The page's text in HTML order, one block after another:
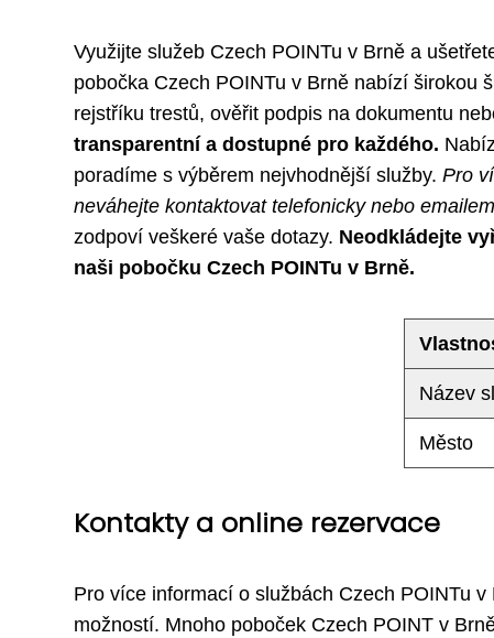
Využijte služeb Czech POINTu v Brně a
pobočka Czech POINTu v Brně nabízí širokou
rejstříku trestů, ověřit podpis na dokumentu
transparentní a dostupné pro každého.
poradíme s výběrem nejvhodnější služby. Pro
neváhejte kontaktovat telefonicky nebo
zodpoví veškeré vaše dotazy. Neodkládejte
naši pobočku Czech POINTu v Brně.
Název
Město
Kontakty a online rezervace
Pro více informací o službách Czech POINTu
možností. Mnoho poboček Czech POINT v